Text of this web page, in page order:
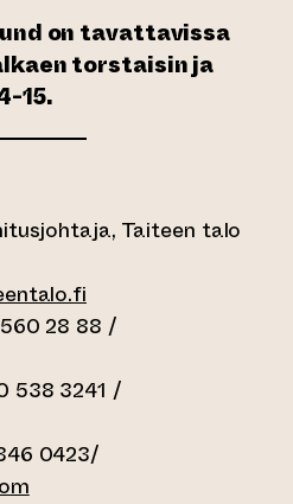
on tavattavissa
torstaisin ja
15.
Taiteen talo
28 88 /
538 3241 /
0423/